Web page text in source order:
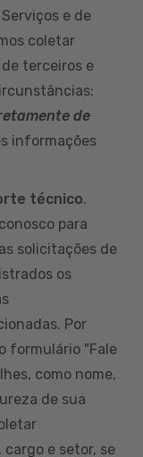
e de
coletar
terceiros e
de
informações
técnico.
para
solicitações de
os
Por
formulário "Fale
como nome,
de sua
e setor, se